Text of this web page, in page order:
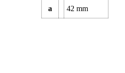
a 42mm